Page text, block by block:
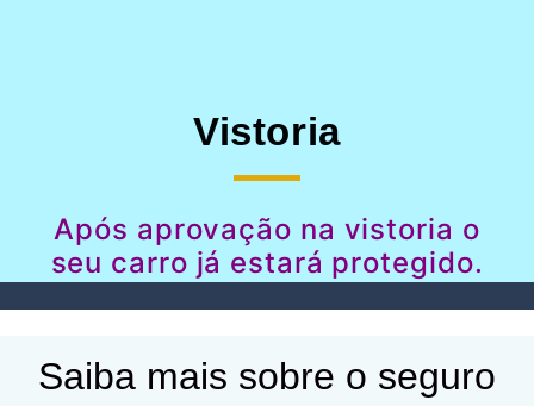
Vistoria
Após aprovação na vistoria o
seu carro já estará protegido.
Saiba mais sobre o seguro